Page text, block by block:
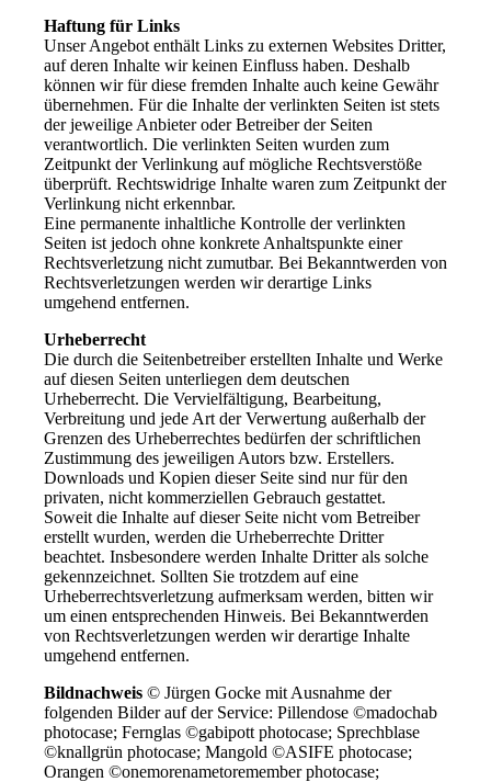
Haftung für Links
Unser Angebot enthält Links zu externen Websites Dritter,
auf deren Inhalte wir keinen Einfluss haben. Deshalb
können wir für diese fremden Inhalte auch keine Gewähr
übernehmen. Für die Inhalte der verlinkten Seiten ist stets
der jeweilige Anbieter oder Betreiber der Seiten
verantwortlich. Die verlinkten Seiten wurden zum
Zeitpunkt der Verlinkung auf mögliche Rechtsverstöße
überprüft. Rechtswidrige Inhalte waren zum Zeitpunkt der
Verlinkung nicht erkennbar.
Eine permanente inhaltliche Kontrolle der verlinkten
Seiten ist jedoch ohne konkrete Anhaltspunkte einer
Rechtsverletzung nicht zumutbar. Bei Bekanntwerden von
Rechtsverletzungen werden wir derartige Links
umgehend entfernen.
Urheberrecht
Die durch die Seitenbetreiber erstellten Inhalte und Werke
auf diesen Seiten unterliegen dem deutschen
Urheberrecht. Die Vervielfältigung, Bearbeitung,
Verbreitung und jede Art der Verwertung außerhalb der
Grenzen des Urheberrechtes bedürfen der schriftlichen
Zustimmung des jeweiligen Autors bzw. Erstellers.
Downloads und Kopien dieser Seite sind nur für den
privaten, nicht kommerziellen Gebrauch gestattet.
Soweit die Inhalte auf dieser Seite nicht vom Betreiber
erstellt wurden, werden die Urheberrechte Dritter
beachtet. Insbesondere werden Inhalte Dritter als solche
gekennzeichnet. Sollten Sie trotzdem auf eine
Urheberrechtsverletzung aufmerksam werden, bitten wir
um einen entsprechenden Hinweis. Bei Bekanntwerden
von Rechtsverletzungen werden wir derartige Inhalte
umgehend entfernen.
Bildnachweis © Jürgen Gocke mit Ausnahme der
folgenden Bilder auf der Service: Pillendose ©madochab
photocase; Fernglas ©gabipott photocase; Sprechblase
©knallgrün photocase; Mangold ©ASIFE photocase;
Orangen ©onemorenametoremember photocase;